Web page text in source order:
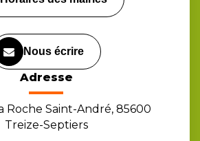
Nous écrire
Adresse
Roche Saint-André, 85600
Treize-Septiers